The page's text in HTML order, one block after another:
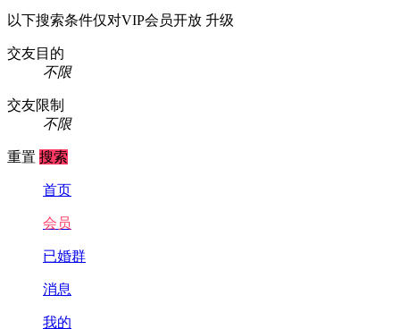
以下搜索条件仅对VIP会员开放 升级
交友目的
不限
交友限制
不限
重置 搜索
首页
会员
已婚群
消息
我的